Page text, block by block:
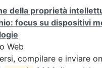
della proprietà
focus su dispositivi
Web
compilare e inviare